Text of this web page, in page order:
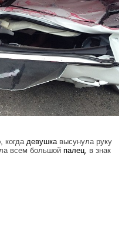
, когда девушкавысунула руку
всем большой палец, в знак